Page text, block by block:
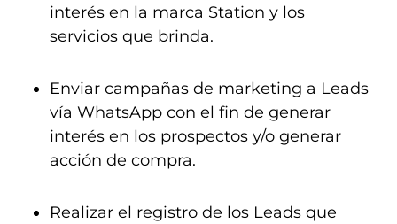
interés en la marca Station y los
servicios que brinda.
Enviar campañas de marketing a Leads
vía WhatsApp con el fin de generar
interés en los prospectos y/o generar
acción de compra.
Realizar el registro de los Leads que